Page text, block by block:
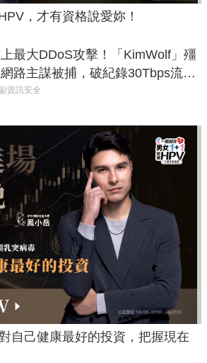
，才有資格說愛妳！
最大DDoS攻擊！「KimWolf」殭
路主謀被捕，破紀錄30Tbps流量
全球！
/資訊安全
自己健康最好的投資，把握現在